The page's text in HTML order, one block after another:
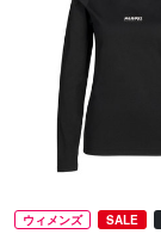
ウィメンズ SALE